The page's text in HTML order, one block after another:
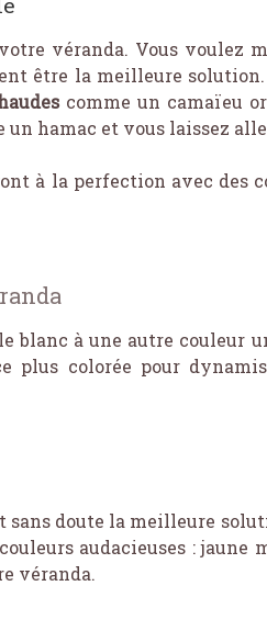
véranda. Vous voulez
être la meilleure solution.
comme un camaïeu
un hamac et vous laissez
à la perfection avec des
blanc à une autre couleur
plus colorée pour
sans doute la meilleure
audacieuses : jaune
véranda.